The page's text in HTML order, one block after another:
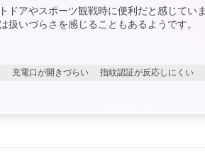
アやスポーツ観戦時に便利だと感じてい
いづらさを感じることもあるようです。
充電口が開きづらい 指紋認証が反応しにくい